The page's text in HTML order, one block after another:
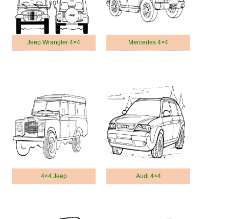
Jeep Wrangler 4×4 Mercedes 4×4
4×4 Jeep Audi 4×4